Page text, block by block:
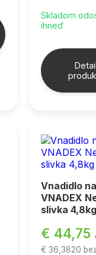
Skladom
ihneď
Vnadidlo
VNADEX
slivka
€ 44,75
€ 36,3820